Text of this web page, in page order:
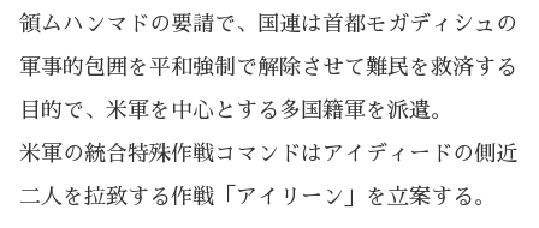
領ムハンマドの要請で、国連は首都モガディシュの
軍事的包囲を平和強制で解除させて難民を救済する
目的で、米軍を中心とする多国籍軍を派遣。
米軍の統合特殊作戦コマンドはアイディードの側近
二人を拉致する作戦「アイリーン」を立案する。